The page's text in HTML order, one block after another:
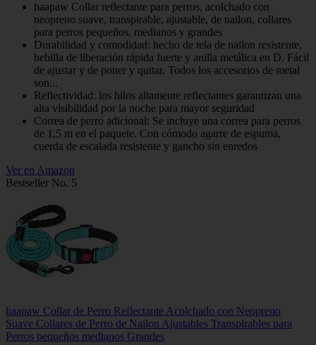
haapaw Collar reflectante para perros, acolchado con
neopreno suave, transpirable, ajustable, de nailon, collares
para perros pequeños, medianos y grandes
Durabilidad y comodidad: hecho de tela de nailon resistente,
hebilla de liberación rápida fuerte y anilla metálica en D. Fácil
de ajustar y de poner y quitar. Todos los accesorios de metal
son...
Reflectividad: los hilos altamente reflectantes garantizan una
alta visibilidad por la noche para mayor seguridad
Correa de perro adicional: Se incluye una correa para perros
de 1,5 m en el paquete. Con cómodo agarre de espuma,
cuerda de escalada resistente y gancho sin enredos
Ver en Amazon
Bestseller No. 5
haapaw Collar de Perro Reflectante Acolchado con Neopreno
Suave Collares de Perro de Nailon Ajustables Transpirables para
Perros pequeños medianos Grandes